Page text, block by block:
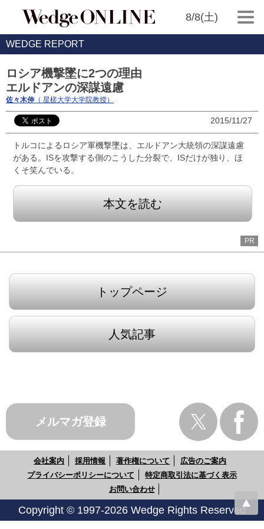
8/8(土)
WEDGE REPORT
ロシア機撃墜に2つの理由
エルドアンの深謀遠慮
佐々木伸 （ 星槎大学大学院教授）
2015/11/27
トルコによるロシア軍機撃墜は、エルドアン大統領の深謀遠慮
がある。ISを攻撃する側のこうした分裂で、ISだけが独り、ほ
くそ笑んでいる。
本文を読む
PR
トップページ
人気記事
メルマガ登録
会社案内 採用情報 著作権について
広告のご案内
プライバシーポリシーについて
特定商取引法に基づく表示
お問い合わせ
Copyright © 1997-2026 Wedge Rights Reserved